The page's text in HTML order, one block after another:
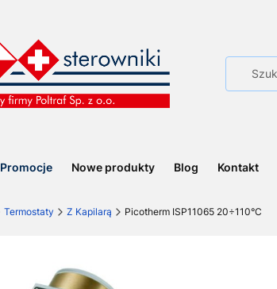
Promocje Nowe produkty Blog Kontakt
Termostaty Z Kapilarą Picotherm ISP11065 20÷110°C